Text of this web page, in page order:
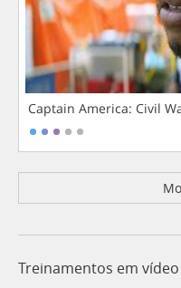
Captain America: Civil
Treinamentos em vídeo